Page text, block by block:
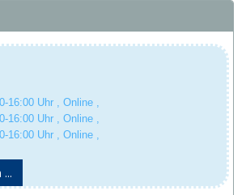
16:00 Uhr , Online ,
16:00 Uhr , Online ,
16:00 Uhr , Online ,